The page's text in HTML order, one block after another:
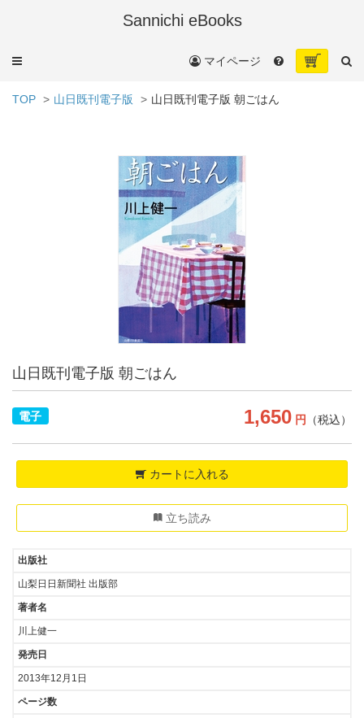
Sannichi eBooks
メ
ュ
マイページ
TOP 山日既刊電子版 山日既刊電子版 朝ごはん
山日既刊電子版 朝ごはん
電子 1,650 円 （税込）
カートに入れる
立ち読み
出版社
山梨日日新聞社 出版部
著者名
川上健一
発売日
2013年12月1日
ページ数